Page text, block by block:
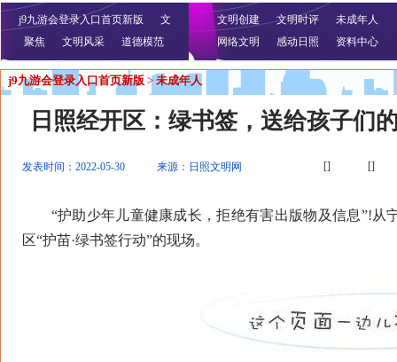
j9九游会登录入口首页新版
文
明播报
公益视频
聚焦 文明风采 道德模范
文明创建 文明时评
未成年人
网络文明
感动日照 资料中心
j9九游会登录入口首页新版 > 未成年人
日照经开区：绿书签，送给孩子们
发表时间：2022-05-30 来源：日照文明网 [] []
“护助少年儿童健康成长，拒绝有害出版物及信息”!从
区“护苗·绿书签行动”的现场。